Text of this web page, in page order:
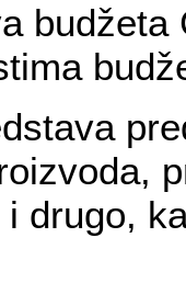
drugo,